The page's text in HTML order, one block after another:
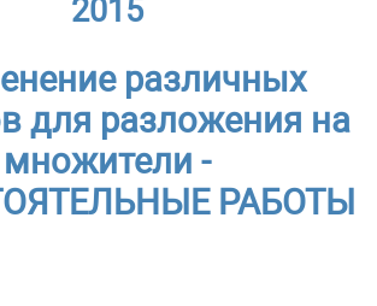
2015
различных
для разложения на
множители -
РАБОТЫ